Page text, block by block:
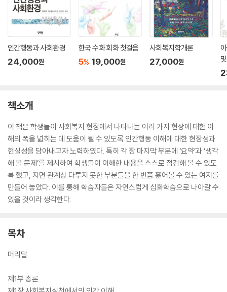
인간행동과 사회환경
24,000원
한국 수화 회화 첫걸음
5% 19,000원
사회복지학개론
27,000원
책소개
이 책은 학생들이 사회복지 현장에서 나타나는 여러 가지 현상에 대한 이
해의 폭을 넓히는 데 도움이 될 수 있도록 인간행동 이해에 대한 현장성과
현실성을 담아내고자 노력하였다. 특히 각 장 마지막 부분에 ‘요약’과 ‘생각
해 볼 문제’를 제시하여 학생들이 이해한 내용을 스스로 점검해 볼 수 있도
록 했고, 지면 관계상 다루지 못한 부분들을 한 번쯤 훑어볼 수 있는 여지를
만들어 놓았다. 이를 통해 학습자들은 자연스럽게 심화학습으로 나아갈 수
있을 것이라 생각한다.
목차
머리말
제1부 총론